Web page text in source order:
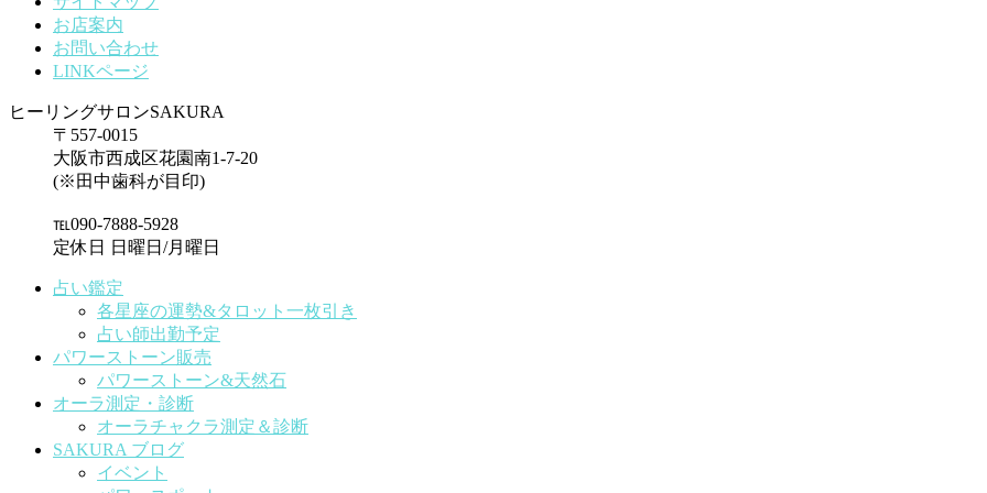
お店案内
お問い合わせ
LINKページ
ヒーリングサロンSAKURA
〒557-0015
大阪市西成区花園南1-7-20
(※田中歯科が目印)
℡090-7888-5928
定休日 日曜日/月曜日
占い鑑定
各星座の運勢&タロット一枚引き
占い師出勤予定
パワーストーン販売
パワーストーン&天然石
オーラ測定・診断
オーラチャクラ測定＆診断
SAKURA ブログ
イベント